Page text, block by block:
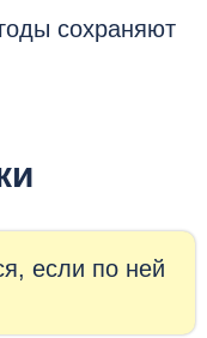
сохраняют
если по ней